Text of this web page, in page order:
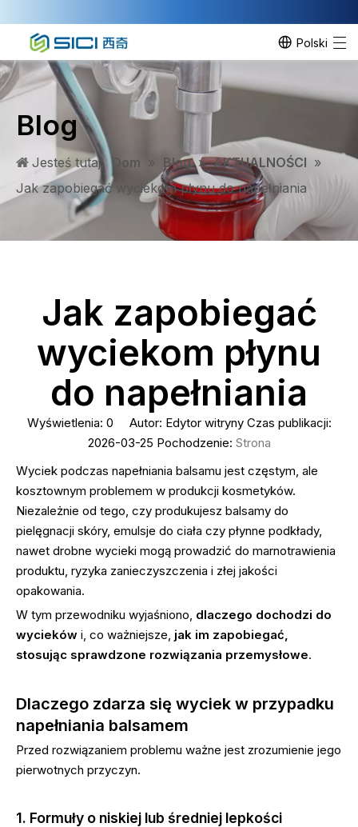
Polski
Blog
Jesteś tutaj: Dom » Blog » AKTUALNOŚCI »
Jak zapobiegać wyciekom płynu do napełniania
Jak zapobiegać
wyciekom płynu
do napełniania
Wyświetlenia: 0 Autor: Edytor witryny Czas publikacji:
2026-03-25 Pochodzenie: Strona
Wyciek podczas napełniania balsamu jest częstym, ale
kosztownym problemem w produkcji kosmetyków.
Niezależnie od tego, czy produkujesz balsamy do
pielęgnacji skóry, emulsje do ciała czy płynne podkłady,
nawet drobne wycieki mogą prowadzić do marnotrawienia
produktu, ryzyka zanieczyszczenia i złej jakości
opakowania.
W tym przewodniku wyjaśniono, dlaczego dochodzi do
wycieków i, co ważniejsze, jak im zapobiegać,
stosując sprawdzone rozwiązania przemysłowe.
Dlaczego zdarza się wyciek w przypadku
napełniania balsamem
Przed rozwiązaniem problemu ważne jest zrozumienie jego
pierwotnych przyczyn.
1. Formuły o niskiej lub średniej lepkości